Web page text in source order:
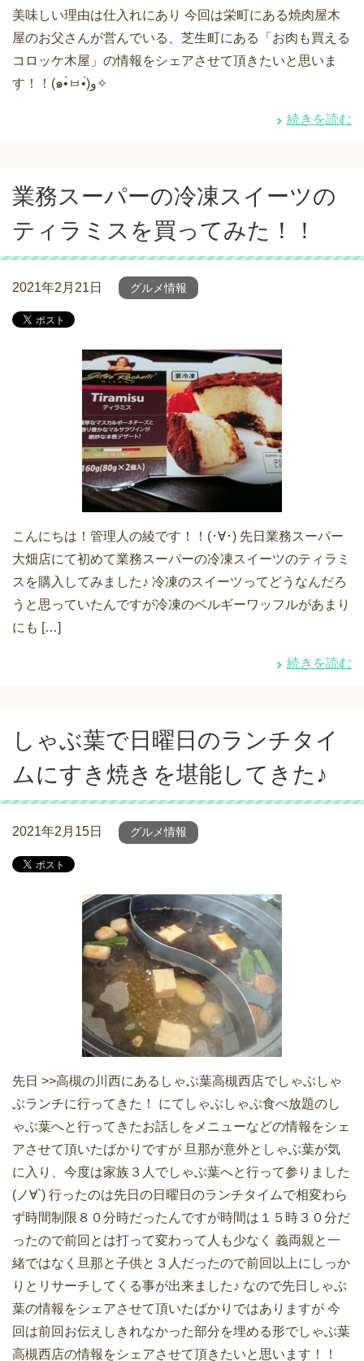
美味しい理由は仕入れにあり 今回は栄町にある焼肉屋木
屋のお父さんが営んでいる、芝生町にある「お肉も買える
コロッケ木屋」の情報をシェアさせて頂きたいと思いま
す！！(๑•̀ㅂ•́)و✧
続きを読む
業務スーパーの冷凍スイーツの
ティラミスを買ってみた！！
2021年2月21日 グルメ情報
こんにちは！管理人の綾です！！(･∀･) 先日業務スーパー
大畑店にて初めて業務スーパーの冷凍スイーツのティラミ
スを購入してみました♪ 冷凍のスイーツってどうなんだろ
うと思っていたんですが冷凍のベルギーワッフルがあまり
にも […]
続きを読む
しゃぶ葉で日曜日のランチタイ
ムにすき焼きを堪能してきた♪
2021年2月15日 グルメ情報
先日 >>高槻の川西にあるしゃぶ葉高槻西店でしゃぶしゃ
ぶランチに行ってきた！ にてしゃぶしゃぶ食べ放題のし
ゃぶ葉へと行ってきたお話しをメニューなどの情報をシェ
アさせて頂いたばかりですが 旦那が意外としゃぶ葉が気
に入り、今度は家族３人でしゃぶ葉へと行って参りました
(ノ∀`) 行ったのは先日の日曜日のランチタイムで相変わら
ず時間制限８０分時だったんですが時間は１５時３０分だ
ったので前回とは打って変わって人も少なく 義両親と一
緒ではなく旦那と子供と３人だったので前回以上にしっか
りとリサーチしてくる事が出来ました♪ なので先日しゃぶ
葉の情報をシェアさせて頂いたばかりではありますが 今
回は前回お伝えしきれなかった部分を埋める形でしゃぶ葉
高槻西店の情報をシェアさせて頂きたいと思います！！